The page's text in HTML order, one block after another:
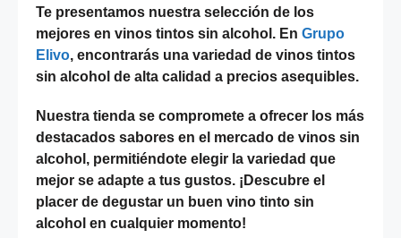
Te presentamos nuestra selección de los
mejores en vinos tintos sin alcohol. En Grupo
Elivo, encontrarás una variedad de vinos tintos
sin alcohol de alta calidad a precios asequibles.
Nuestra tienda se compromete a ofrecer los más
destacados sabores en el mercado de vinos sin
alcohol, permitiéndote elegir la variedad que
mejor se adapte a tus gustos. ¡Descubre el
placer de degustar un buen vino tinto sin
alcohol en cualquier momento!